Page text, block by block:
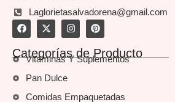
Laglorietasalvadorena@gmail.com
Categorías de Producto
Vitaminas Y Suplementos
Pan Dulce
Comidas Empaquetadas